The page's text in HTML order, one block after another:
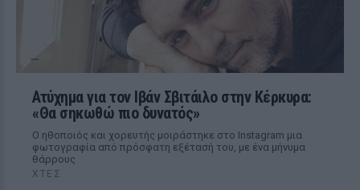
Ατύχημα για τον Ιβάν Σβιτάιλο στην Κέρκυρα:
«Θα σηκωθώ πιο δυνατός»
Ο ηθοποιός και χορευτής μοιράστηκε στο Instagram μια
φωτογραφία από πρόσφατη εξέτασή του, με ένα μήνυμα
θάρρους
ΧΤΕΣ